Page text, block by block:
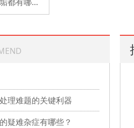
理难题的关键利器
疑难杂症有哪些？